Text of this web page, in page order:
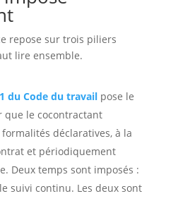
repose sur trois piliers
lire ensemble.
du Code du travailpose le
que le cocontractant
formalités déclaratives, à la
et périodiquement
Deux temps sont imposés :
suivi continu. Les deux sont